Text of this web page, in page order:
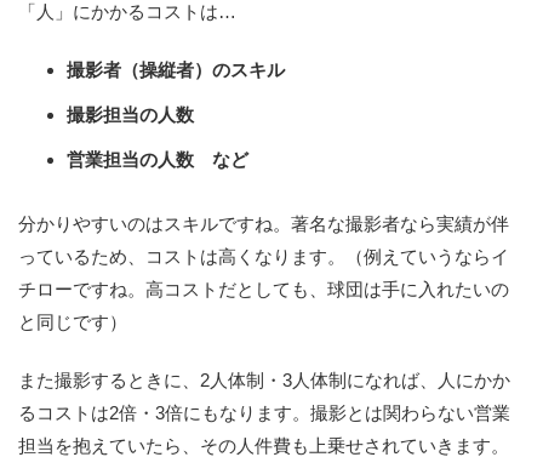
「人」にかかるコストは…
撮影者（操縦者）のスキル
撮影担当の人数
営業担当の人数 など
分かりやすいのはスキルですね。著名な撮影者なら実績が伴
っているため、コストは高くなります。（例えていうならイ
チローですね。高コストだとしても、球団は手に入れたいの
と同じです）
また撮影するときに、2人体制・3人体制になれば、人にかか
るコストは2倍・3倍にもなります。撮影とは関わらない営業
担当を抱えていたら、その人件費も上乗せされていきます。